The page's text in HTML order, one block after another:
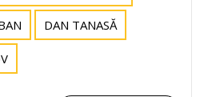
DAN TANASĂ